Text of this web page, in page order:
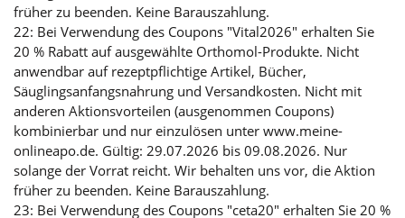
früher zu beenden. Keine Barauszahlung.
22: Bei Verwendung des Coupons "Vital2026" erhalten Sie
20 % Rabatt auf ausgewählte Orthomol-Produkte. Nicht
anwendbar auf rezeptpflichtige Artikel, Bücher,
Säuglingsanfangsnahrung und Versandkosten. Nicht mit
anderen Aktionsvorteilen (ausgenommen Coupons)
kombinierbar und nur einzulösen unter www.meine-
onlineapo.de. Gültig: 29.07.2026 bis 09.08.2026. Nur
solange der Vorrat reicht. Wir behalten uns vor, die Aktion
früher zu beenden. Keine Barauszahlung.
23: Bei Verwendung des Coupons "ceta20" erhalten Sie 20 %